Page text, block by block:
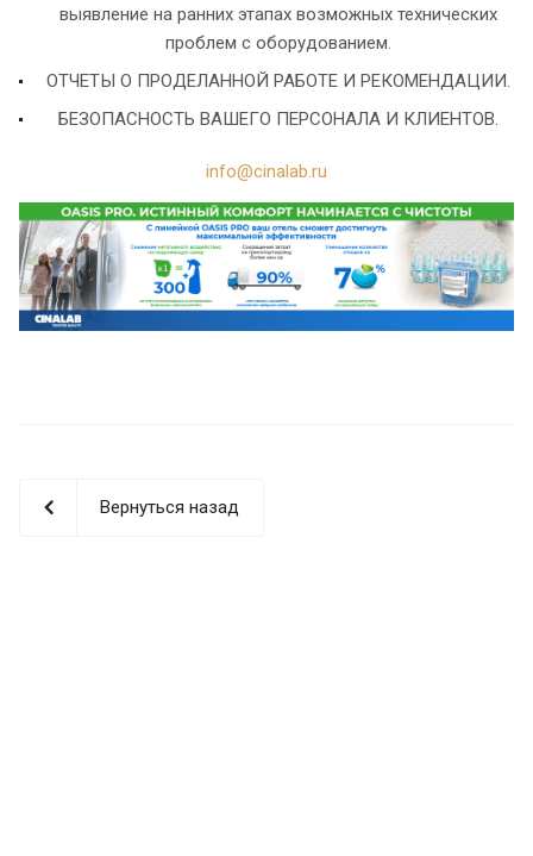
выявление на ранних этапах возможных технических
проблем с оборудованием.
ОТЧЕТЫ О ПРОДЕЛАННОЙ РАБОТЕ И РЕКОМЕНДАЦИИ.
БЕЗОПАСНОСТЬ ВАШЕГО ПЕРСОНАЛА И КЛИЕНТОВ.
info@cinalab.ru
Вернуться назад